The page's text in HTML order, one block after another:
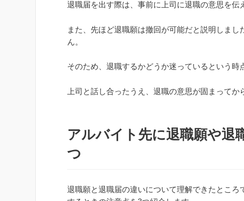
退職届を出す際は、事前に上司に退職の意思を伝
また、先ほど退職願は撤回が可能だと説明しま
ん。
そのため、退職するかどうか迷っているという時
上司と話し合ったうえ、退職の意思が固まってか
アルバイト先に退職願や退
つ
退職願と退職届の違いについて理解できたとこ